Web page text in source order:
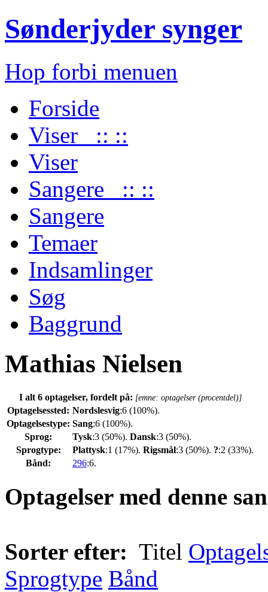
Sønderjyder synger
Hop forbi menuen
Forside
Viser :: ::
Viser
Sangere :: ::
Sangere
Temaer
Indsamlinger
Søg
Baggrund
Mathias Nielsen
I alt 6 optagelser, fordelt på: [emne: optagelser (procentdel)]
Optagelsessted: Nordslesvig:6 (100%).
Optagelsestype: Sang:6 (100%).
Sprog:
Tysk:3 (50%). Dansk:3 (50%).
Sprogtype:
Plattysk:1 (17%). Rigsmål:3 (50%). ?:2 (33%).
Bånd:
296:6.
Optagelser med denne
Sorter efter: Titel
Sprogtype Bånd